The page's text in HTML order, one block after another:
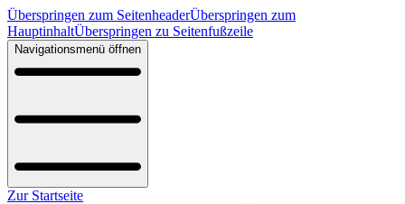
Überspringen zum SeitenheaderÜberspringen zum
HauptinhaltÜberspringen zu Seitenfußzeile
Navigationsmenü öffnen
Zur Startseite